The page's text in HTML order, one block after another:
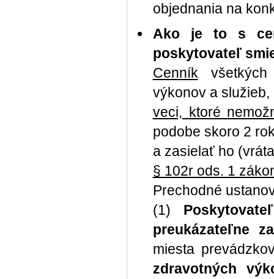
objednania na
Ako je to s
poskytovateľ
Cenník
výkonov a
veci, ktoré
podobe skoro 2
a zasielať ho
§ 102r ods. 1
Prechodné
(1)
preukázateľne
miesta
zdravotných